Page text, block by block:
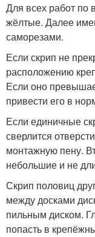
Для всех работ по
жёлтые. Далее
саморезами.
Если скрип не
расположению
Если оно
привести его в
Если единичные
сверлится
монтажную пену.
небольшие и не
Скрип половиц
между досками
пильным диском.
попасть в